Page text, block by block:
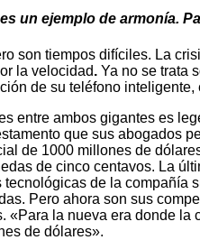
un ejemplo de armonía.
son tiempos difíciles. La
la velocidad. Ya no se trata
de su teléfono
entre ambos gigantes es
que sus abogados
de 1000 millones de
de cinco centavos. La
de la compañía
Pero ahora son sus
«Para la nueva era donde la
de dólares».